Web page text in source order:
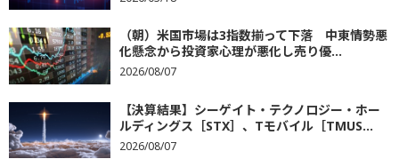
（朝）米国市場は3指数揃って下落 中東情勢悪
化懸念から投資家心理が悪化し売り優...
2026/08/07
【決算結果】シーゲイト・テクノロジー・ホー
ルディングス［STX］、Tモバイル［TMUS...
2026/08/07